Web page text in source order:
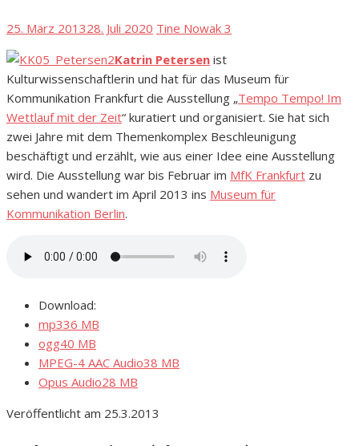
Posted
on
25. März 201328. Juli 2020 Author
Tine Nowak 3
Katrin Petersen ist
Kulturwissenschaftlerin und hat für das Museum für
Kommunikation Frankfurt die Ausstellung „Tempo Tempo! Im
Wettlauf mit der Zeit“ kuratiert und organisiert. Sie hat sich
zwei Jahre mit dem Themenkomplex Beschleunigung
beschäftigt und erzählt, wie aus einer Idee eine Ausstellung
wird. Die Ausstellung war bis Februar im MfK Frankfurt zu
sehen und wandert im April 2013 ins Museum für
Kommunikation Berlin.
Download:
mp336 MB
ogg40 MB
MPEG-4 AAC Audio38 MB
Opus Audio28 MB
Veröffentlicht am 25.3.2013